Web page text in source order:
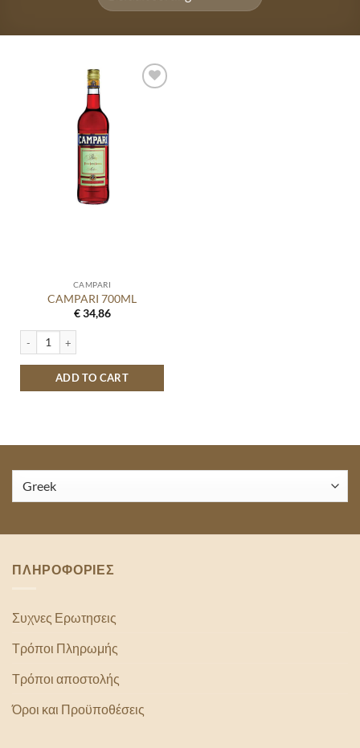
CAMPARI
CAMPARI 700ML
€34,86
CAMPARI 700ML quantity
ADD TO CART
ΠΛΗΡΟΦΟΡΙΕΣ
Συχνες Ερωτησεις
Τρόποι Πληρωμής
Τρόποι αποστολής
Όροι και Προϋποθέσεις